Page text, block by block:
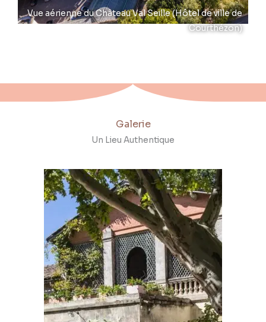
Vue aérienne du Château Val Seille (Hôtel de ville de
Courthézon)
Galerie
Un Lieu Authentique